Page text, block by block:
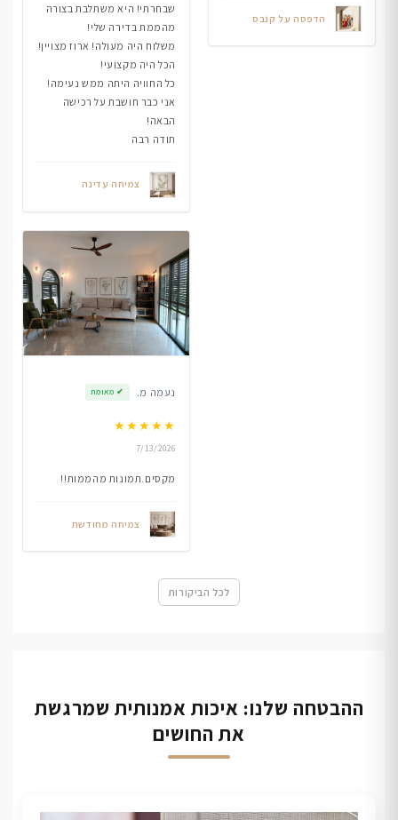
הדפסה על קנבס
שבחרתי! היא משתלבת בצורה
מהממת בדירה שלי!
משלוח היה מעולה! ארוז מצויין!
הכל היה מקצועי!
כל החוויה היתה ממש נעימה!
אני כבר חושבת על רכישה
הבאה!
תודה רבה
צמיחה עדינה
נעמה מ. ✔ מאומת
★★★★★
7/13/2026
מקסים.תמונות מהממות!!
צמיחה מחודשת
לכל הביקורות
ההבטחה שלנו: איכות אמנותית שמרגשת
את החושים